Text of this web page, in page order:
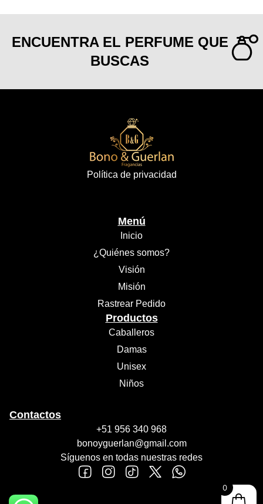
ENCUENTRA EL PERFUME QUE
BUSCAS
Política de privacidad
Menú
Inicio
¿Quiénes somos?
Visión
Misión
Rastrear Pedido
Productos
Caballeros
Damas
Unisex
Niños
Contactos
+51 956 340 968
bonoyguerlan@gmail.com
Síguenos en todas nuestras redes
0